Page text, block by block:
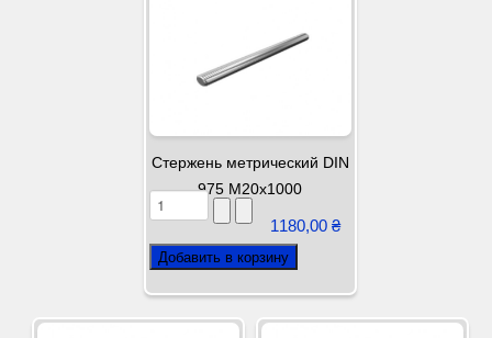
Стержень метрический DIN
975 М20х1000
1180,00 ₴